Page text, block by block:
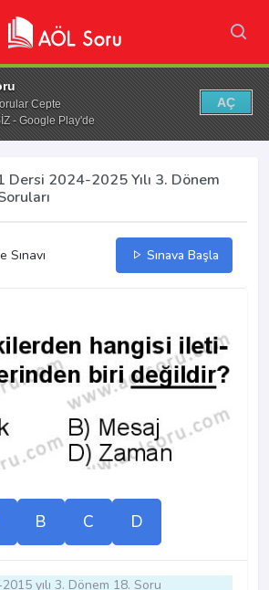
Cepte
- Google Play'de
AÇ
Dersi 2024-2025 Yılı 3. Dönem
Sınavı Sınava Başla
B C D
yılı 3. Dönem 18. Soru